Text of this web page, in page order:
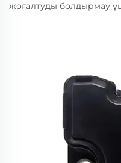
жоғалтуды болдырмау